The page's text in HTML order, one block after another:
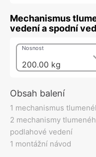
Mechanismus
vedení a spodní
200.00 kg
Nosnost
Obsah balení
1 mechanismus
2 mechanismy
podlahové vedení
1 montážní návod